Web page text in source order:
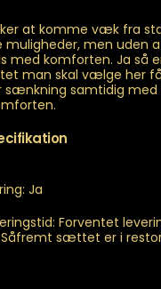
at komme væk fra
muligheder, men uden
med komforten. Ja så
man skal vælge her
sænkning samtidig med
Ja
Forventet
sættet er i